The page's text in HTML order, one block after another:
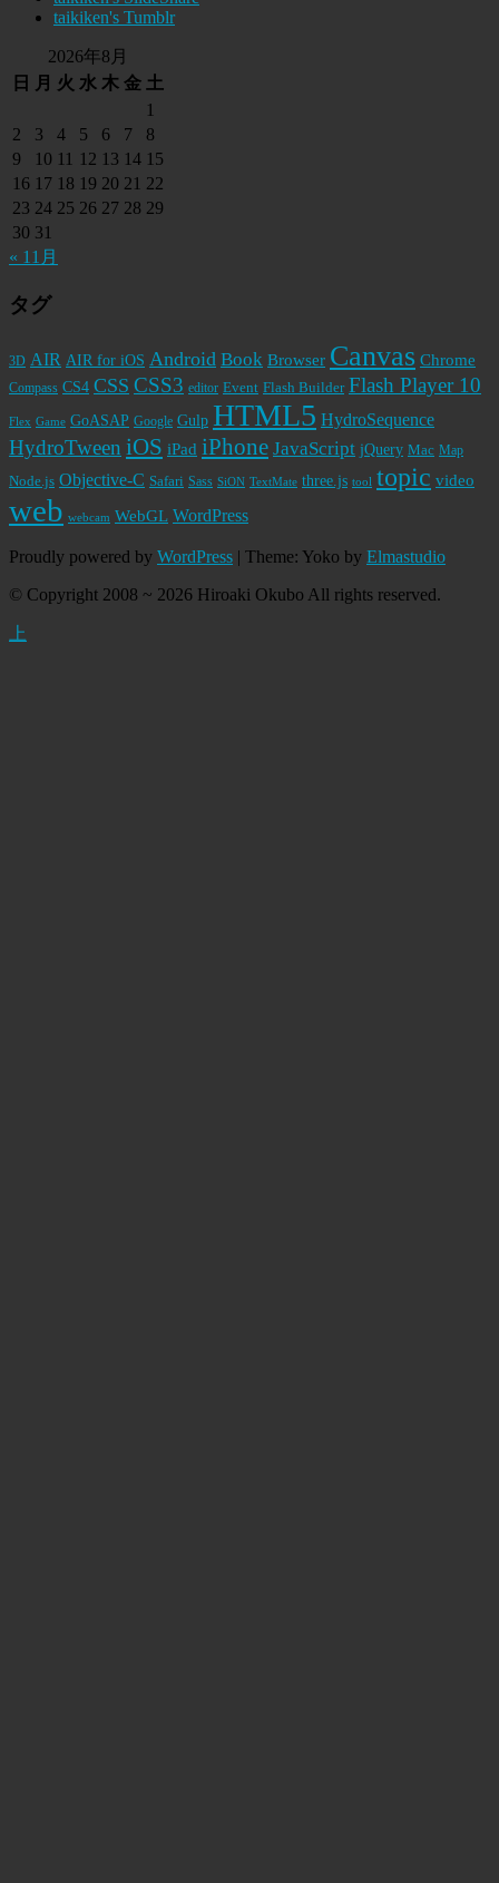
taikiken's Tumblr
2026年8月
日
月 火 水 木 金 土
1
2
3 4 5 6 7
8
9
10 11 12 13 14 15
16 17 18 19 20 21 22
23 24 25 26 27 28 29
30 31
« 11月
タグ
3D AIR AIR for iOS Android Book Browser Canvas Chrome
Compass CS4 CSS CSS3 editor Event Flash Builder Flash Player 10
Flex Game GoASAP Google Gulp HTML5 HydroSequence
HydroTween iOS iPad iPhone JavaScript jQuery Mac Map
Node.js Objective-C Safari Sass SiON TextMate three.js tool topic video
web webcam WebGL WordPress
Proudly powered by WordPress | Theme: Yoko by Elmastudio
© Copyright 2008 ~ 2026 Hiroaki Okubo All rights reserved.
上